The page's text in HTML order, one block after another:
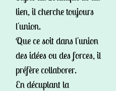
lien, il cherche toujours
l'union.
Que ce soit dans l'union
des idées ou des forces, il
préfère collaborer.
En décuplant la